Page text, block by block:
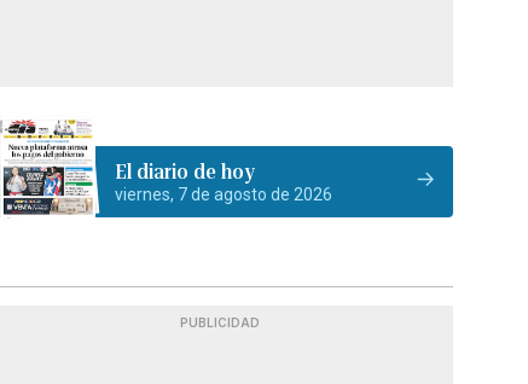
El diario de hoy
viernes, 7 de agosto de 2026
PUBLICIDAD